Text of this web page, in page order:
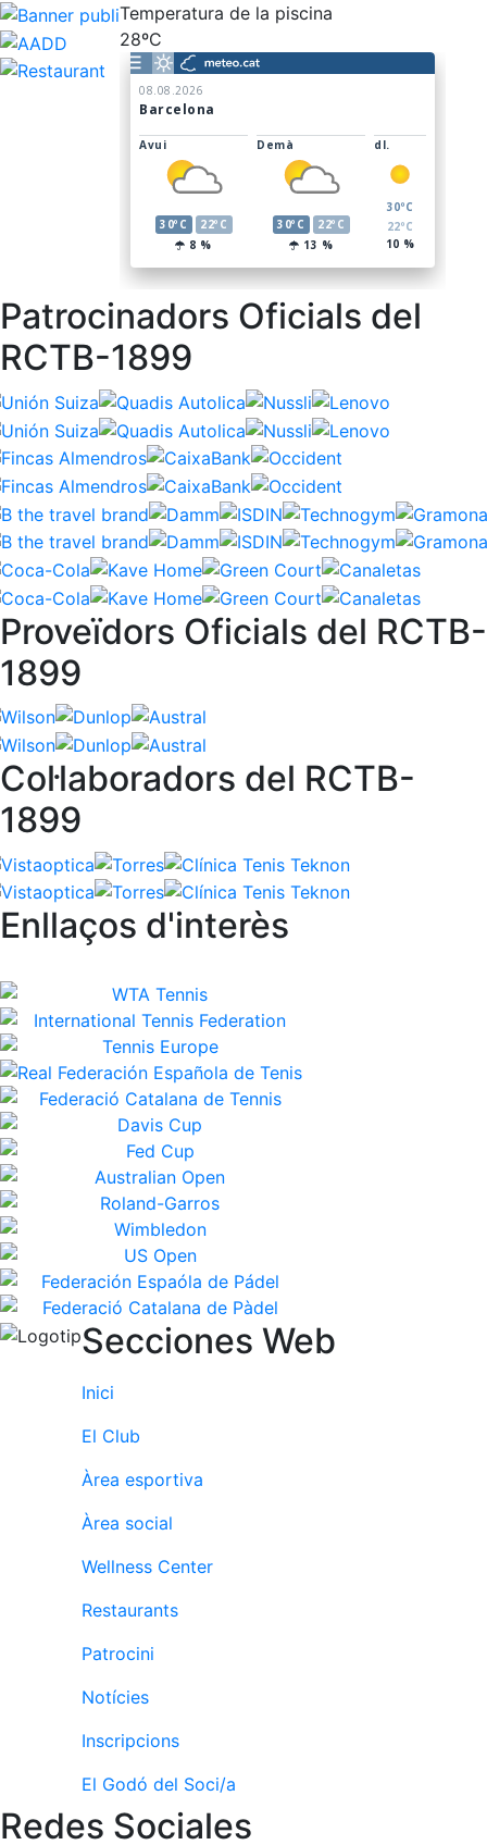
Temperatura de la piscina
28ºC
Patrocinadors Oficials del
RCTB-1899
Proveïdors Oficials del RCTB-
1899
Col·laboradors del RCTB-
1899
Enllaços d'interès
Secciones Web
Inici
El Club
Àrea esportiva
Àrea social
Wellness Center
Restaurants
Patrocini
Notícies
Inscripcions
El Godó del Soci/a
Redes Sociales